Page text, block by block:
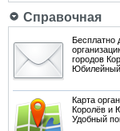
Справочная
Бесплатно
городов
Юбилейный
Карта
Королёв и
Удобный